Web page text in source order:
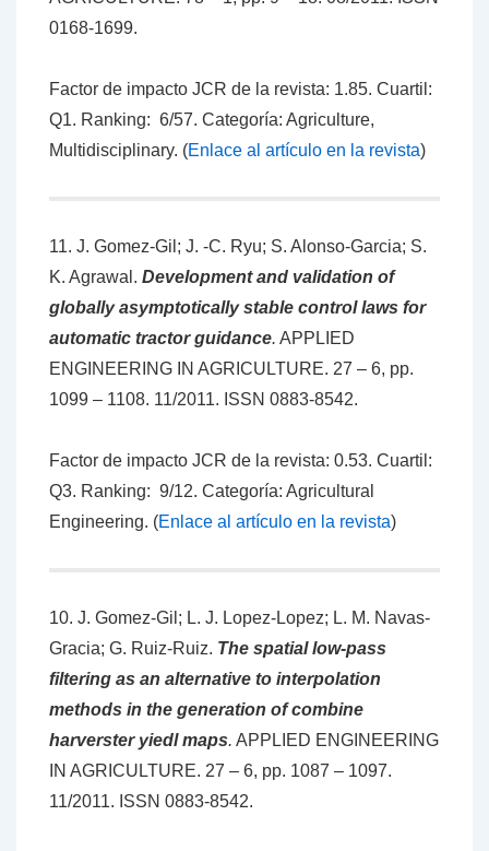
0168-1699.
Factor de impacto JCR de la revista: 1.85. Cuartil:
Q1. Ranking: 6/57. Categoría: Agriculture,
Multidisciplinary. (Enlace al artículo en la revista)
11. J. Gomez-Gil; J. -C. Ryu; S. Alonso-Garcia; S.
K. Agrawal. Development and validation of
globally asymptotically stable control laws for
automatic tractor guidance. APPLIED
ENGINEERING IN AGRICULTURE. 27 – 6, pp.
1099 – 1108. 11/2011. ISSN 0883-8542.
Factor de impacto JCR de la revista: 0.53. Cuartil:
Q3. Ranking: 9/12. Categoría: Agricultural
Engineering. (Enlace al artículo en la revista)
10. J. Gomez-Gil; L. J. Lopez-Lopez; L. M. Navas-
Gracia; G. Ruiz-Ruiz. The spatial low-pass
filtering as an alternative to interpolation
methods in the generation of combine
harverster yiedl maps. APPLIED ENGINEERING
IN AGRICULTURE. 27 – 6, pp. 1087 – 1097.
11/2011. ISSN 0883-8542.